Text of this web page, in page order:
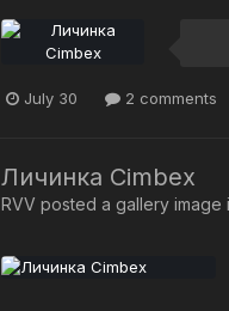
July 30 2 comments
Личинка Cimbex
RVV posted a gallery image